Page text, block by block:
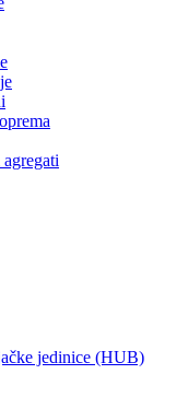
jedinice (HUB)